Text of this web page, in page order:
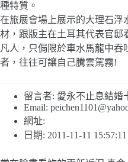
種特質。
在旅展會場上展示的大理石浮
材，跟版主在土耳其代表官邸
凡人，只侷限於車水馬龍中吞
者，往往可讓自己騰雲駕霧!
留言者: 愛永不止息結婚
Email:
網址:
日期: 2011-11-11 15:57:11